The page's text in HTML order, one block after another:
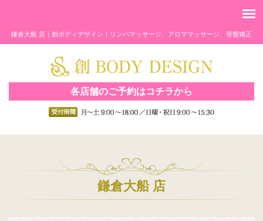
鎌倉大船 店｜創ボディデザイン｜リンパマッサージ、アロママッサージ、骨盤矯正
各店舗のご予約はコチラから
鎌倉大船 店